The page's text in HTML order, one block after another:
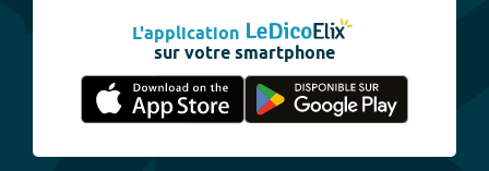
L'application
sur votre smartphone